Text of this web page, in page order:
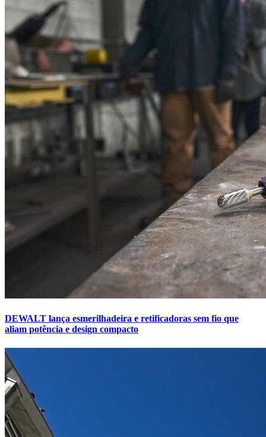
DEWALT lança esmerilhadeira e retificadoras sem fio que
aliam potência e design compacto